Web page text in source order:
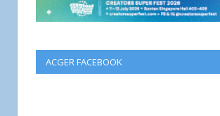
ACGER FACEBOOK